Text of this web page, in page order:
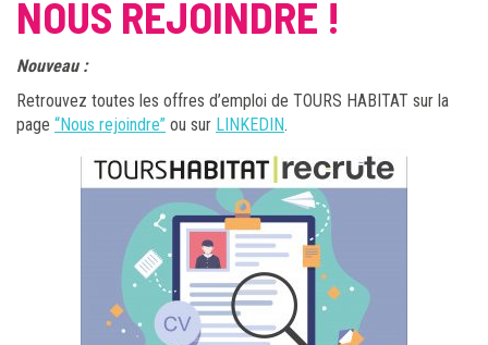
NOUS REJOINDRE !
Nouveau :
Retrouvez toutes les offres d’emploi de TOURS HABITAT sur la
page “Nous rejoindre” ou sur LINKEDIN.